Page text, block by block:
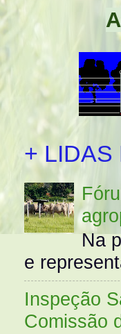
+ LIDAS
Na
e
Inspeção
Comissão